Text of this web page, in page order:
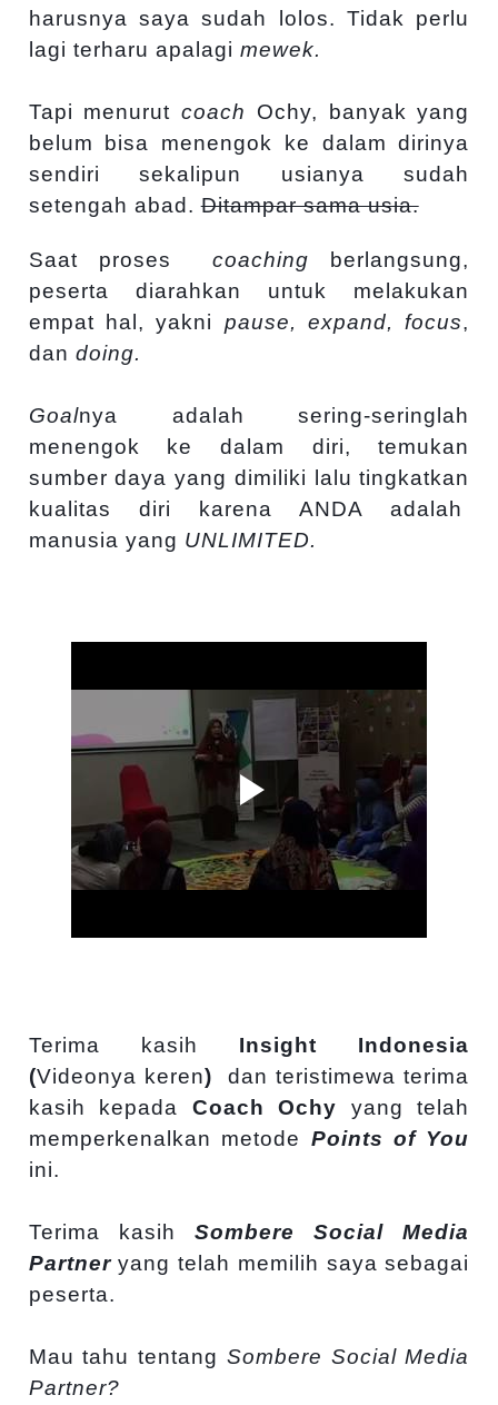
harusnya saya sudah lolos. Tidak perlu
lagi terharu apalagi mewek.
Tapi menurutcoach Ochy, banyak yang
belum bisa menengok ke dalam dirinya
sendiri sekalipun usianya sudah
setengah abad.Ditampar sama usia.
Saat proses coaching berlangsung,
peserta diarahkan untuk melakukan
empat hal, yakni pause, expand, focus,
dan doing.
Goalnya adalah sering-seringlah
menengok ke dalam diri, temukan
sumber daya yang dimiliki lalu tingkatkan
kualitas diri karena ANDA adalah
manusia yang UNLIMITED.
Terima kasih Insight Indonesia
(Videonya keren)
dan teristimewa terima
kasih kepada Coach Ochy yang telah
memperkenalkan metode Points of You
ini.
Terima kasih Sombere Social Media
Partneryang telah memilih saya sebagai
peserta.
Mau tahu tentang Sombere Social Media
Partner?